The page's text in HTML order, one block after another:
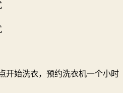
开始洗衣，预约洗衣机一个小时